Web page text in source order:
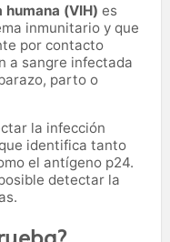
(VIH) es
inmunitario y que
por contacto
a sangre infectada
parto o
la infección
identifica tanto
el antígeno p24.
detectar la